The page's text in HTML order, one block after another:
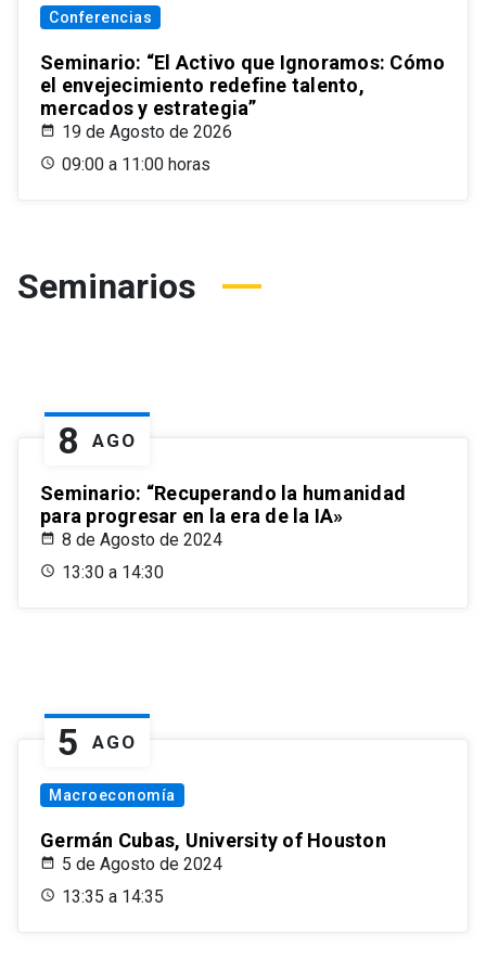
Conferencias
Seminario: “El Activo que Ignoramos: Cómo
el envejecimiento redefine talento,
mercados y estrategia”
19 de Agosto de 2026
09:00 a 11:00 horas
Seminarios
8 AGO
Seminario: “Recuperando la humanidad
para progresar en la era de la IA»
8 de Agosto de 2024
13:30 a 14:30
5 AGO
Macroeconomía
Germán Cubas, University of Houston
5 de Agosto de 2024
13:35 a 14:35